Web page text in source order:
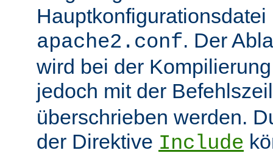
apache2.conf. Der
wird bei der
jedoch mit der
überschrieben werden.
der Direktive Include